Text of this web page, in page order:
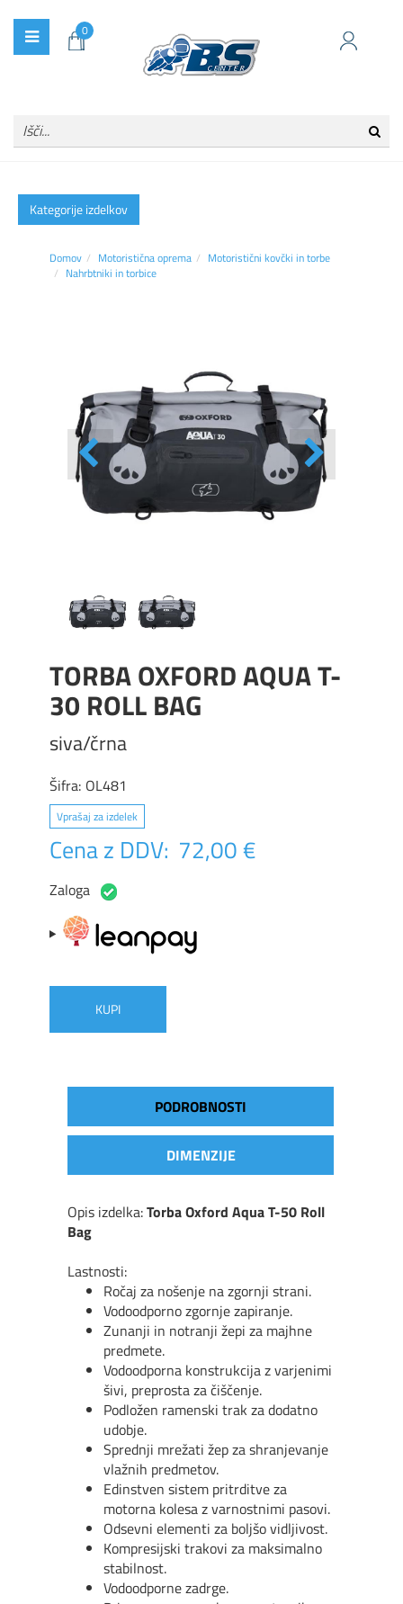
0
Kategorije izdelkov
Domov Motoristična oprema
Motoristični kovčki in torbe
Nahrbtniki in torbice
TORBA OXFORD AQUA T-
30 ROLL BAG
siva/črna
Šifra: OL481
Vprašaj za izdelek
Cena z DDV: 72,00 €
Zaloga
KUPI
PODROBNOSTI
DIMENZIJE
Opis izdelka:Torba Oxford Aqua T-50 Roll
Bag
Lastnosti:
Ročaj za nošenje na zgornji strani.
Vodoodporno zgornje zapiranje.
Zunanji in notranji žepi za majhne
predmete.
Vodoodporna konstrukcija z varjenimi
šivi, preprosta za čiščenje.
Podložen ramenski trak za dodatno
udobje.
Sprednji mrežati žep za shranjevanje
vlažnih predmetov.
Edinstven sistem pritrditve za
motorna kolesa z varnostnimi pasovi.
Odsevni elementi za boljšo vidljivost.
Kompresijski trakovi za maksimalno
stabilnost.
Vodoodporne zadrge.